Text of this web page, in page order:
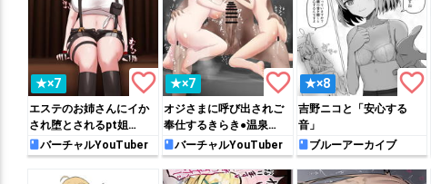
★×7 favorite_border
エステのお姉さんにイか
され堕とされるpt姐…
バーチャルYouTuber
★×7 favorite_border
オジさまに呼び出されご
奉仕するきらき●温泉…
バーチャルYouTuber
★×8 favorite_border
吉野ニコと「安心する
音」
ブルーアーカイブ